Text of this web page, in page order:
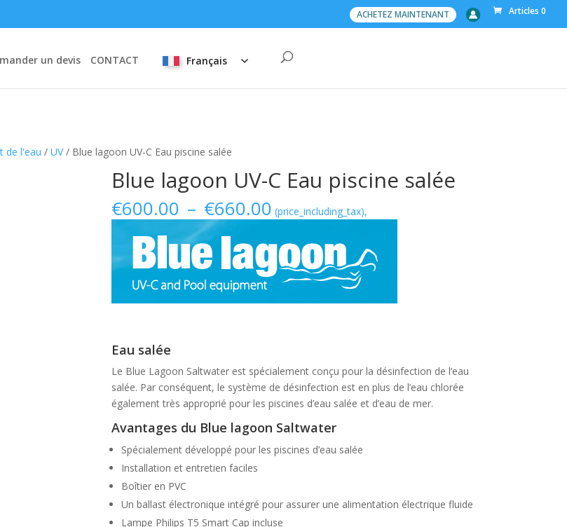
ACHETEZ MAINTENANT Articles 0
un devis CONTACT Français
de l'eau /UV/ Blue lagoon UV-C Eau piscine salée
Blue lagoon UV-C Eau piscine salée
€600.00 – €660.00Plage
de
prix :
€600.00
à
€660.00
(price_including_tax),
Eau salée
Le Blue Lagoon Saltwater est spécialement conçu pour la désinfection de l’eau
salée. Par conséquent, le système de désinfection est en plus de l’eau chlorée
également très approprié pour les piscines d’eau salée et d’eau de mer.
Avantages du Blue lagoon Saltwater
Spécialement développé pour les piscines d’eau salée
Installation et entretien faciles
Boîtier en PVC
Un ballast électronique intégré pour assurer une alimentation électrique fluide
Lampe Philips T5 Smart Cap incluse